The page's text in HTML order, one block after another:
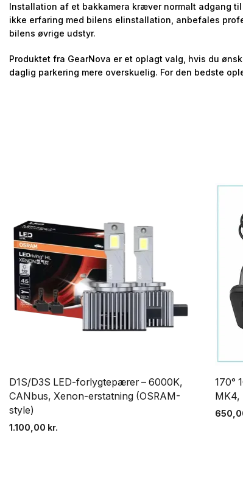
Installation af et bakkamera kræver normalt adgang
ikke erfaring med bilens elinstallation, anbefales
bilens øvrige udstyr.
Produktet fra GearNova er et oplagt valg, hvis du
daglig parkering mere overskuelig. For den bedste
D1S/D3S LED-forlygtepærer – 6000K,
CANbus, Xenon-erstatning (OSRAM-
style)
1.100,00 kr.
170°
MK4,